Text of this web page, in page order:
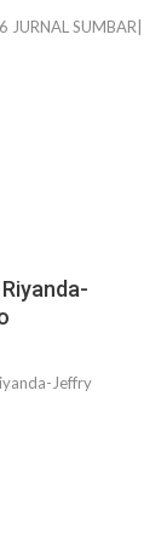
SUMBAR|
Jeffry